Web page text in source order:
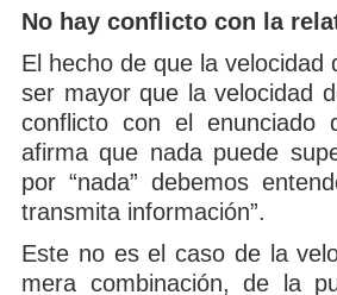
No hay conflicto con la
El hecho de que la velocidad
ser mayor que la velocidad
conflicto con el enunciado
afirma que nada puede
por “nada” debemos
transmita información”.
Este no es el caso de la
mera combinación, de la